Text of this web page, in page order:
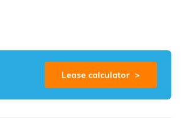
Lease calculator >